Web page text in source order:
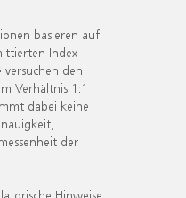
basieren auf
Index-
den
Verhältnis 1:1
dabei keine
der